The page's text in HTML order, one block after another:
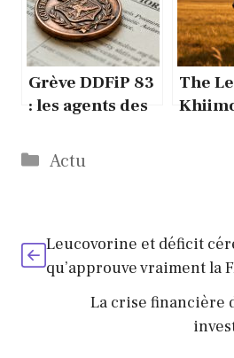
Grève DDFiP 83
: les agents des
publiques du
The
Catégories
Actu
Leucovorine et déficit
qu’approuve vraiment la
La crise financière